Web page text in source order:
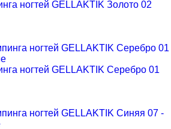
ногтей GELLAKTIK Золото 02
ногтей GELLAKTIK Серебро 01